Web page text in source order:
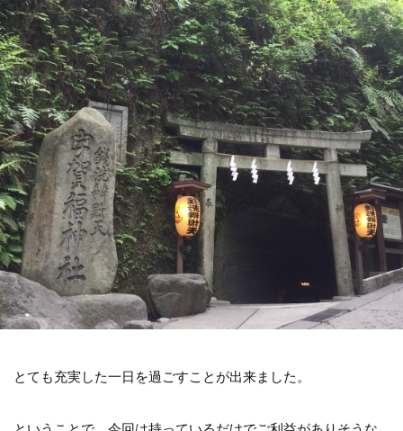
とても充実した一日を過ごすことが出来ました。